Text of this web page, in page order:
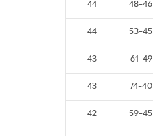
48-46
44
53-45
44
61-49
43
74-40
43
59-45
42